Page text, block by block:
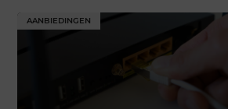
AANBIEDINGEN